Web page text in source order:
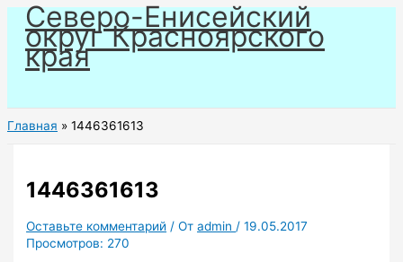
Перейти
содержимому
Северо-Енисейский
округ Красноярского
края
Главная 1446361613
1446361613
Оставьте комментарий / Отadmin /19.05.2017
Просмотров: 270